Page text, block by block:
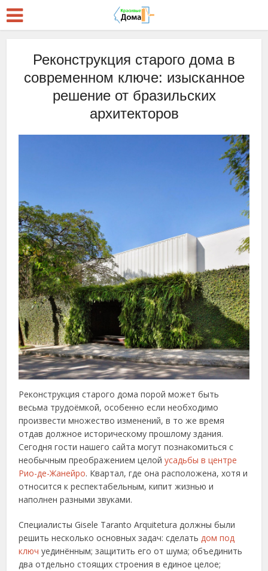
Реконструкция старого дома в
современном ключе: изысканное
решение от бразильских
архитекторов
Реконструкция старого дома порой может быть
весьма трудоёмкой, особенно если необходимо
произвести множество изменений, в то же время
отдав должное историческому прошлому здания.
Сегодня гости нашего сайта могут познакомиться с
необычным преображением целойусадьбы в центре
Рио-де-Жанейро. Квартал, где она расположена, хотя и
относится к респектабельным, кипит жизнью и
наполнен разными звуками.
Специалисты Gisele Taranto Arquitetura должны были
решить несколько основных задач: сделатьдом под
ключ уединённым; защитить его от шума; объединить
два отдельно стоящих строения в единое целое;